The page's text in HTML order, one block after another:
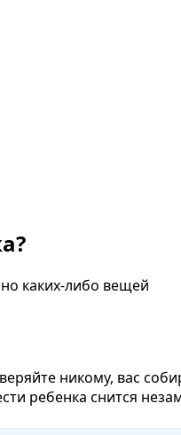
каких-либо вещей
никому, вас
ребенка снится